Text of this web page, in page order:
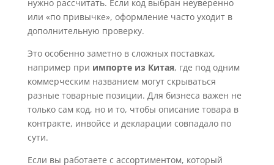
нужно рассчитать. Если код выбран неуверенно
или «по привычке», оформление часто уходит в
дополнительную проверку.
Это особенно заметно в сложных поставках,
например при импорте из Китая, где под одним
коммерческим названием могут скрываться
разные товарные позиции. Для бизнеса важен не
только сам код, но и то, чтобы описание товара в
контракте, инвойсе и декларации совпадало по
сути.
Если вы работаете с ассортиментом, который